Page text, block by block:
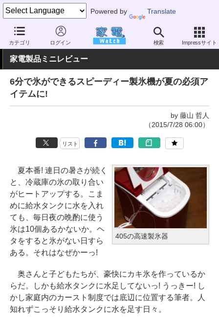
Powered by Translate
カテゴリ ログイン 検索 Impressサイト
家電 Watch 生活家電 冷蔵庫/冷凍庫 その他
家電製品ミニレビュー
6分で氷ができるスピーディー製氷機が夏の必須ア
イテムに!
by 藤山 哲人
（2015/7/28 06:00）
リスト
405の高速製氷器
夏本番! 連日の暑さが続く
と、冷蔵庫の氷の取り合い
がヒートアップする。こま
めに給水タンクに水を入れ
ても、毎日夜の晩酌に使う
氷は10個あるかないか。ヘ
タをすると氷がない日すら
ある。それはなぜかーっ!
奥さんと子どもたちが、豪快にカキ氷を作っているか
らだ。しかも給水タンクに水足してないっ! うっきー! し
かし家庭内のカースト制度では底辺に位置する筆者。人
知れずこっそり給水タンクに水を足す日々。